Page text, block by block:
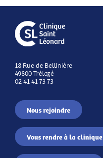
18 Rue de Bellinière
49800 Trélazé
02 41 41 73 73
Nous rejoindre
Vous rendre à la clinique